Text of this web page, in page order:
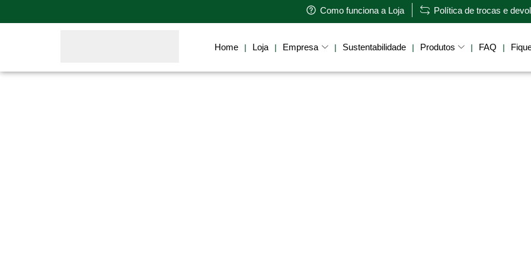
Como funciona a Loja Política de trocas e
Home | Loja | Empresa | Sustentabilidade | Produtos | FAQ |